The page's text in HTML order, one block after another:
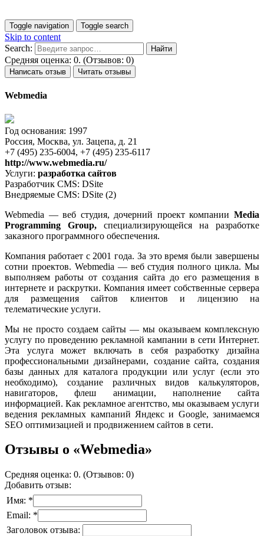
Toggle navigation Toggle search
Skip to content
Search:
Средняя оценка: 0. (Отзывов: 0)
Написать отзыв Читать отзывы
Webmedia
Год основания: 1997
Россия, Москва, ул. Зацепа, д. 21
+7 (495) 235-6004, +7 (495) 235-6117
http://www.webmedia.ru/
Услуги: разработка сайтов
Разработчик CMS: DSite
Внедряемые CMS: DSite (2)
Webmedia — веб студия, дочерний проект компании Media
Programming Group, специализирующейся на разработке
заказного программного обеспечения.
Компания работает с 2001 года. За это время были завершены
сотни проектов. Webmedia — веб студия полного цикла. Мы
выполняем работы от создания сайта до его размещения в
интернете и раскрутки. Компания имеет собственные сервера
для размещения сайтов клиентов и лицензию на
телематические услуги.
Мы не просто создаем сайты — мы оказываем комплексную
услугу по проведению рекламной кампании в сети Интернет.
Эта услуга может включать в себя разработку дизайна
профессиональными дизайнерами, создание сайта, создания
базы данных для каталога продукции или услуг (если это
необходимо), создание различных видов калькуляторов,
навигаторов, флеш анимации, наполнение сайта
информацией. Как рекламное агентство, мы оказываем услуги
ведения рекламных кампаний Яндекс и Google, занимаемся
SEO оптимизацией и продвижением сайтов в сети.
Отзывы о «Webmedia»
Средняя оценка: 0. (Отзывов: 0)
Добавить отзыв:
Имя: *
Email: *
Заголовок отзыва: